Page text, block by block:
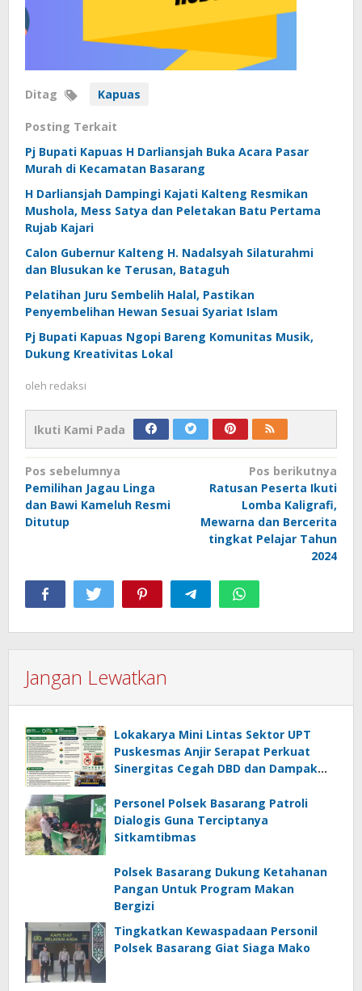
Ditag Kapuas
Posting Terkait
Pj Bupati Kapuas H Darliansjah Buka Acara Pasar
Murah di Kecamatan Basarang
H Darliansjah Dampingi Kajati Kalteng Resmikan
Mushola, Mess Satya dan Peletakan Batu Pertama
Rujab Kajari
Calon Gubernur Kalteng H. Nadalsyah Silaturahmi
dan Blusukan ke Terusan, Bataguh
Pelatihan Juru Sembelih Halal, Pastikan
Penyembelihan Hewan Sesuai Syariat Islam
Pj Bupati Kapuas Ngopi Bareng Komunitas Musik,
Dukung Kreativitas Lokal
oleh redaksi
Ikuti Kami Pada
Navigasi
pos
Pos sebelumnya
Pemilihan Jagau Linga
dan Bawi Kameluh Resmi
Ditutup
Pos berikutnya
Ratusan Peserta Ikuti
Lomba Kaligrafi,
Mewarna dan Bercerita
tingkat Pelajar Tahun
2024
Jangan Lewatkan
Lokakarya Mini Lintas Sektor UPT
Puskesmas Anjir Serapat Perkuat
Sinergitas Cegah DBD dan Dampak
Personel Polsek Basarang Patroli
Dialogis Guna Terciptanya
Sitkamtibmas
Polsek Basarang Dukung Ketahanan
Pangan Untuk Program Makan
Bergizi
Tingkatkan Kewaspadaan Personil
Polsek Basarang Giat Siaga Mako